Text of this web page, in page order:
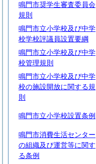
鳴門市奨学生審査委員会
規則
鳴門市立小学校及び中学
校学校評議員設置要綱
鳴門市立小学校及び中学
校管理規則
鳴門市立小学校及び中学
校の施設開放に関する規
則
鳴門市立小学校設置条例
鳴門市消費生活センター
の組織及び運営等に関す
る条例